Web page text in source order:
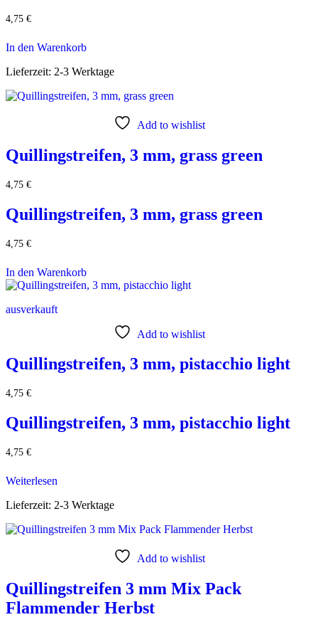
4,75 €
In den Warenkorb
Lieferzeit: 2-3 Werktage
Add to wishlist
Quillingstreifen, 3 mm, grass green
4,75 €
Quillingstreifen, 3 mm, grass green
4,75 €
In den Warenkorb
ausverkauft
Add to wishlist
Quillingstreifen, 3 mm, pistacchio light
4,75 €
Quillingstreifen, 3 mm, pistacchio light
4,75 €
Weiterlesen
Lieferzeit: 2-3 Werktage
Add to wishlist
Quillingstreifen 3 mm Mix Pack
Flammender Herbst